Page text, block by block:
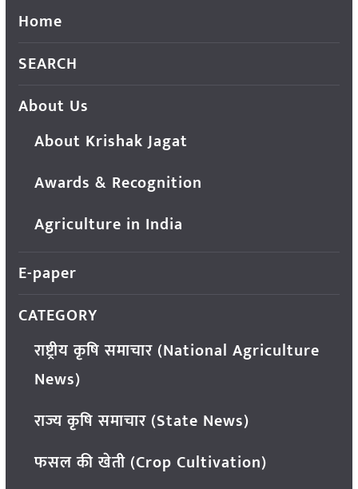
Home
SEARCH
About Us
About Krishak Jagat
Awards & Recognition
Agriculture in India
E-paper
CATEGORY
राष्ट्रीय कृषि समाचार (National Agriculture
News)
राज्य कृषि समाचार (State News)
फसल की खेती (Crop Cultivation)